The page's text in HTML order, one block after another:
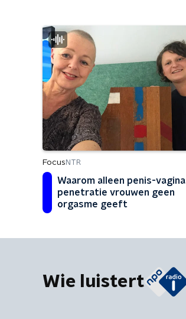
Focus NTR
Waarom alleen penis-vagina
penetratie vrouwen geen
orgasme geeft
Wie luistert